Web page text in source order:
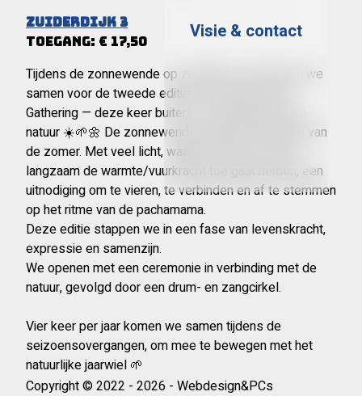
Visie & contact
Zuiderdijk 3
Toegang: € 17,50
Tijdens de zonnewende op zondag 21 juni komen we
samen voor de tweede editie van de New Earth
Gathering — deze keer buiten, in verbinding met de
natuur ☀️🌱🌼 De zonnewende markeert het begin van
de zomer. Met veel licht, waarbij vanaf deze dag
langzaam de warmte/vuurkracht toe gaat nemen, een
uitnodiging om te vieren, te verbinden en af te stemmen
op het ritme van de pachamama.
Deze editie stappen we in een fase van levenskracht,
expressie en samenzijn.
We openen met een ceremonie in verbinding met de
natuur, gevolgd door een drum- en zangcirkel.
Vier keer per jaar komen we samen tijdens de
seizoensovergangen, om mee te bewegen met het
natuurlijke jaarwiel 🌱
Locatie: Zuiderdijk 3, Venhuizen.
Copyright © 2022 - 2026 - Webdesign&PCs